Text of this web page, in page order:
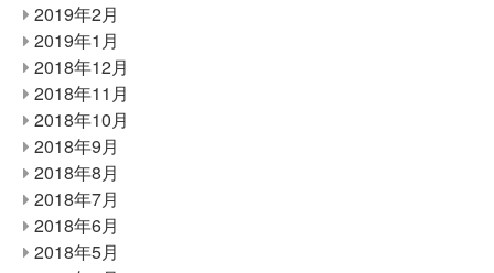
2019年2月
2019年1月
2018年12月
2018年11月
2018年10月
2018年9月
2018年8月
2018年7月
2018年6月
2018年5月